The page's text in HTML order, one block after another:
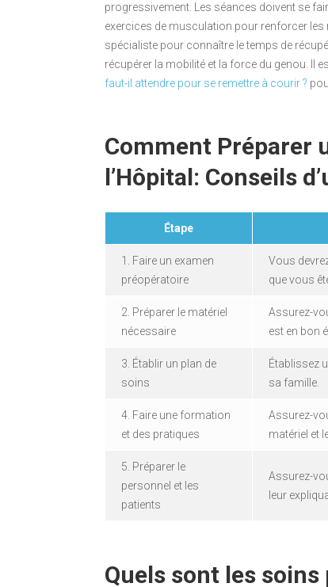
progressivement. Les séances doivent se
exercices de musculation pour renforcer les
spécialiste pour connaître le temps de
récupérer la mobilité et la force du genou. Il
faut-il attendre pour se remettre à courir ?
Comment Préparer
l’Hôpital: Conseils
Étape
1. Faire un examen
préopératoire
Vous
que vous
2. Préparer le matériel
nécessaire
Assurez-
est en bon
3. Établir un plan de
soins
Établissez
sa famille.
4. Faire une formation
et des pratiques
Assurez-
matériel et
5. Préparer le
personnel et les
patients
Assurez-
leur
Quels sont les